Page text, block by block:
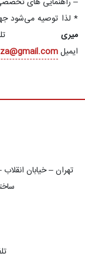
* لذا توصیه می‌شود
میری
ایمیل
ساختمان 116 –
تلفن :